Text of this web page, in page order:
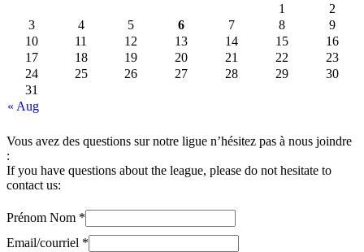
« Aug
1
2
3
4 5 6 7 8
9
10
11 12 13 14 15
16
17
18 19 20 21 22
23
24
25 26 27 28 29
30
31
Vous avez des questions sur notre ligue n’hésitez pas à nous joindre
:
If you have questions about the league, please do not hesitate to
contact us:
Prénom Nom *
Email/courriel *